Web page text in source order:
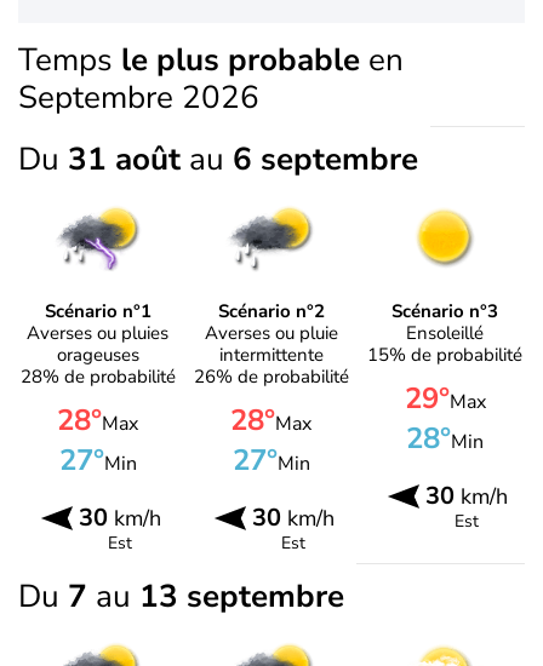
Temps le plus probable en
Septembre 2026
Du 31 août au 6 septembre
Scénario n°1
Averses ou pluies
orageuses
28% de probabilité
28°Max
27°Min
30km/h
Est
Scénario n°2
Averses ou pluie
intermittente
26% de probabilité
28°Max
27°Min
30km/h
Est
Scénario n°3
Ensoleillé
15% de probabilité
29°Max
28°Min
30 km/h
Est
Du 7 au 13 septembre